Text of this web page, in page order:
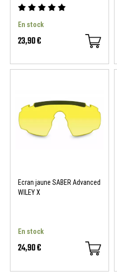
En stock
23,90 €
Ecran jaune SABER Advanced
WILEY X
En stock
24,90 €